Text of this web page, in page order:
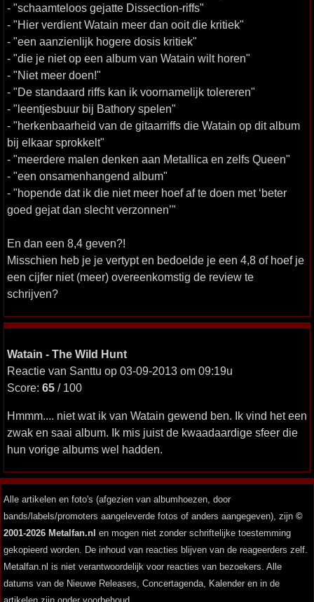
- "schaamteloos gejatte Dissection-riffs"
- "Hier verdient Watain meer dan ooit die kritiek"
- "een aanzienlijk hogere dosis kritiek"
- "die je niet op een album van Watain wilt horen"
- "Niet meer doen!"
- "De standaard riffs kan ik voornamelijk tolereren"
- "leentjesbuur bij Bathory spelen"
- "herkenbaarheid van de gitaarriffs die Watain op dit album
bij elkaar sprokkelt"
- "meerdere malen denken aan Metallica en zelfs Queen"
- "een onsamenhangend album"
- "hopende dat ik die niet meer hoef af te doen met ‘beter
goed gejat dan slecht verzonnen’"
En dan een 8,4 geven?!
Misschien heb je je vertypt en bedoelde je een 4,8 of hoef je
een cijfer niet (meer) overeenkomstig de review te
schrijven?
Watain - The Wild Hunt
Reactie van Santtu op 03-09-2013 om 09:19u
Score: 65 / 100
Hmmm.... niet wat ik van Watain gewend ben. Ik vind het een
zwak en saai album. Ik mis juist de kwaadaardige sfeer die
hun vorige albums wel hadden.
Alle artikelen en foto's (afgezien van albumhoezen, door
bands/labels/promoters aangeleverde fotos of anders aangegeven), zijn ©
2001-2026 Metalfan.nl en mogen niet zonder schriftelijke toestemming
gekopieerd worden. De inhoud van reacties blijven van de reageerders zelf.
Metalfan.nl is niet verantwoordelijk voor reacties van bezoekers. Alle
datums van de Nieuwe Releases, Concertagenda, Kalender en in de